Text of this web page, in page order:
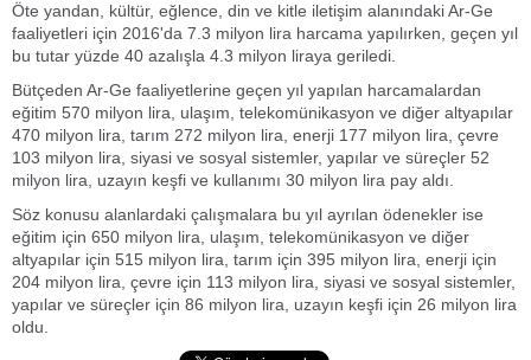
Öte yandan, kültür, eğlence, din ve kitle iletişim alanındaki Ar-Ge
faaliyetleri için 2016'da 7.3 milyon lira harcama yapılırken, geçen yıl
bu tutar yüzde 40 azalışla 4.3 milyon liraya geriledi.
Bütçeden Ar-Ge faaliyetlerine geçen yıl yapılan harcamalardan
eğitim 570 milyon lira, ulaşım, telekomünikasyon ve diğer altyapılar
470 milyon lira, tarım 272 milyon lira, enerji 177 milyon lira, çevre
103 milyon lira, siyasi ve sosyal sistemler, yapılar ve süreçler 52
milyon lira, uzayın keşfi ve kullanımı 30 milyon lira pay aldı.
Söz konusu alanlardaki çalışmalara bu yıl ayrılan ödenekler ise
eğitim için 650 milyon lira, ulaşım, telekomünikasyon ve diğer
altyapılar için 515 milyon lira, tarım için 395 milyon lira, enerji için
204 milyon lira, çevre için 113 milyon lira, siyasi ve sosyal sistemler,
yapılar ve süreçler için 86 milyon lira, uzayın keşfi için 26 milyon lira
oldu.